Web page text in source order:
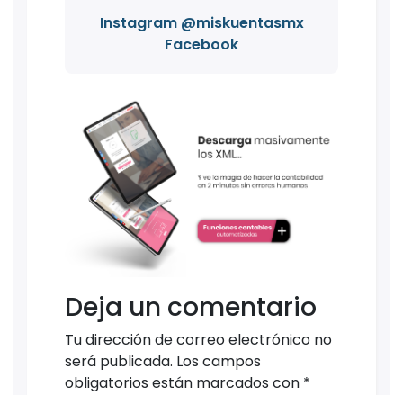
Instagram @miskuentasmx
Facebook
Deja un comentario
Tu dirección de correo electrónico no
será publicada. Los campos
obligatorios están marcados con *